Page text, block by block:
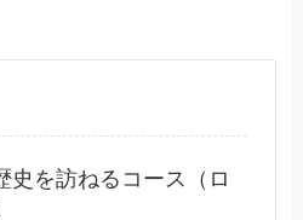
史を訪ねるコース（ロ